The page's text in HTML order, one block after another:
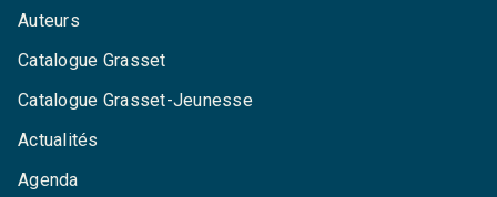
Auteurs
Catalogue Grasset
Catalogue Grasset-Jeunesse
Actualités
Agenda